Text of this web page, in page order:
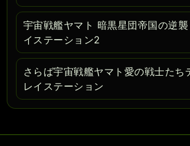
宇宙戦艦ヤマト 暗黒星団帝国の逆
イステーション2
さらば宇宙戦艦ヤマト愛の戦士たち
レイステーション